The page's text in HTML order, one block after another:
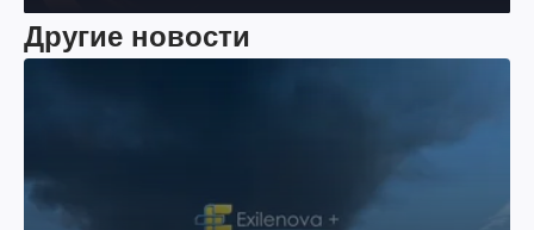
Другие новости